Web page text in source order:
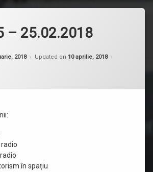
– 25.02.2018
2018 Updated on 10 aprilie, 2018
în spațiu